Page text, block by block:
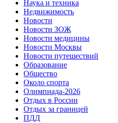
Наука и техника
Недвижимость
Новости
Новости ЗОЖ
Новости медицины
Новости Москвы
Новости путешествий
Образование
Общество
Около спорта
Олимпиада-2026
Отдых в России
Отдых за границей
ПДД